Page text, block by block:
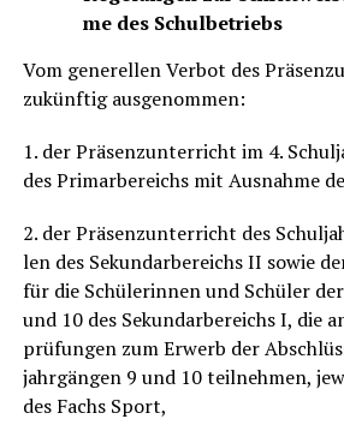
me des Schulbetriebs
Vom gene­rel­len Ver­bot des
zukünf­tig ausgenommen:
1. der Prä­senz­un­ter­richt im 4.
des Prim­ar­be­reichs mit Aus­nah­me
2. der Prä­senz­un­ter­richt des
len des Sekun­dar­be­reichs II sowie
für die Schü­le­rin­nen und Schü­ler
und 10 des Sekun­dar­be­reichs I, die
prü­fun­gen zum Erwerb der
jahr­gän­gen 9 und 10 teil­neh­men,
des Fachs Sport,